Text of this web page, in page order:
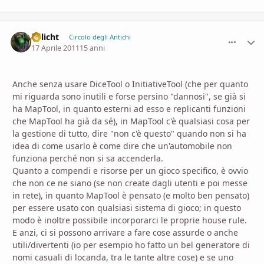
Irrlicht Circolo degli Antichi
17 Aprile 201115 anni
Anche senza usare DiceTool o InitiativeTool (che per quanto
mi riguarda sono inutili e forse persino "dannosi", se già si
ha MapTool, in quanto esterni ad esso e replicanti funzioni
che MapTool ha già da sé), in MapTool c'è qualsiasi cosa per
la gestione di tutto, dire "non c'è questo" quando non si ha
idea di come usarlo è come dire che un'automobile non
funziona perché non si sa accenderla.
Quanto a compendi e risorse per un gioco specifico, è ovvio
che non ce ne siano (se non create dagli utenti e poi messe
in rete), in quanto MapTool è pensato (e molto ben pensato)
per essere usato con qualsiasi sistema di gioco; in questo
modo è inoltre possibile incorporarci le proprie house rule.
E anzi, ci si possono arrivare a fare cose assurde o anche
utili/divertenti (io per esempio ho fatto un bel generatore di
nomi casuali di locanda, tra le tante altre cose) e se uno